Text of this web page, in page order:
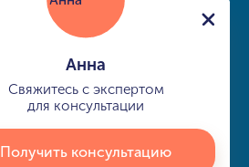
Анна
Свяжитесь с экспертом
для консультации
Получить консультацию